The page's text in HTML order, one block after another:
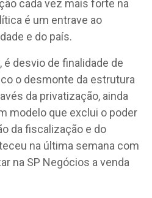
cada vez mais forte na
é um entrave ao
e do país.
é desvio de finalidade de
o desmonte da estrutura
da privatização, ainda
modelo que exclui o poder
da fiscalização e do
na última semana com
na SP Negócios a venda